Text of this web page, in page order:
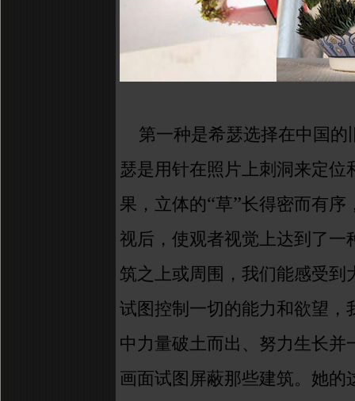
第一种是希瑟选择在中国的
瑟是用针在照片上刺洞来定
果，立体的“草”长得密而有序
视后，使观者视觉上达到了
筑之上或周围，我们能感受
试图控制一切的能力和欲望
中力量破土而出、努力生长
画面试图屏蔽那些建筑。她